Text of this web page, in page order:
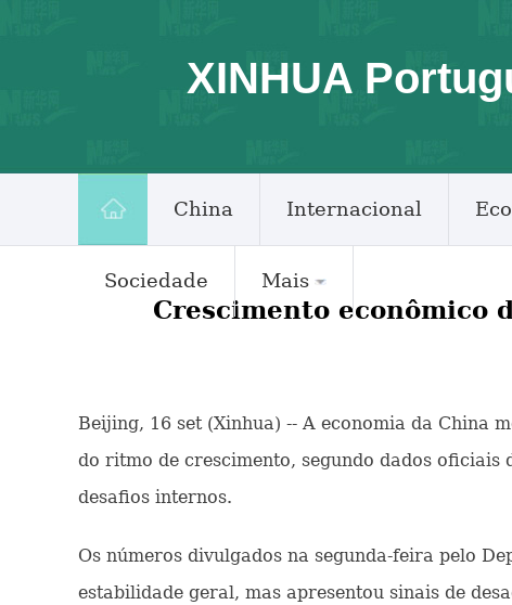
XINHUA
China Internacional
Sociedade Mais
Crescimento econômico
Beijing, 16 set (Xinhua) -- A economia da China
do ritmo de crescimento, segundo dados oficiais
desafios internos.
Os números divulgados na segunda-feira pelo
estabilidade geral, mas apresentou sinais de